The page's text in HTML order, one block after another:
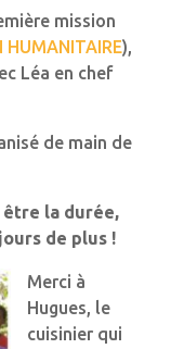
mission
HUMANITAIRE),
Léa en chef
de main de
la durée,
de plus !
Merci à
Hugues, le
cuisinier qui